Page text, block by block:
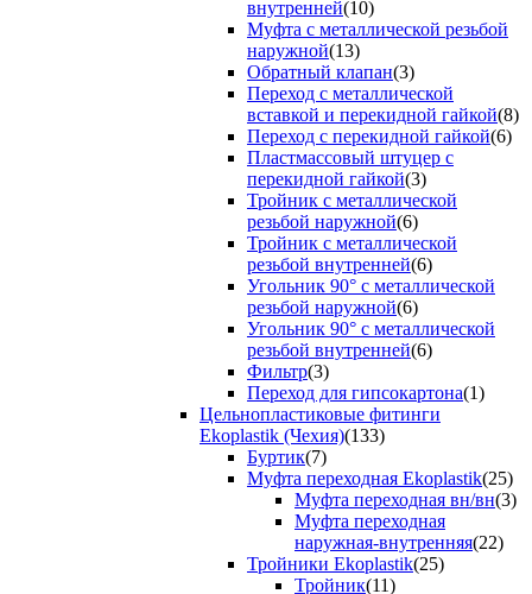
внутренней(10)
Муфта с металлической резьбой
наружной(13)
Обратный клапан(3)
Переход с металлической
вставкой и перекидной гайкой(8)
Переход с перекидной гайкой(6)
Пластмассовый штуцер с
перекидной гайкой(3)
Тройник с металлической
резьбой наружной(6)
Тройник с металлической
резьбой внутренней(6)
Угольник 90° с металлической
резьбой наружной(6)
Угольник 90° с металлической
резьбой внутренней(6)
Фильтр(3)
Переход для гипсокартона(1)
Цельнопластиковые фитинги
Ekoplastik (Чехия)(133)
Буртик(7)
Муфта переходная Ekoplastik(25)
Муфта переходная вн/вн(3)
Муфта переходная
наружная-внутренняя(22)
Тройники Ekoplastik(25)
Тройник(11)